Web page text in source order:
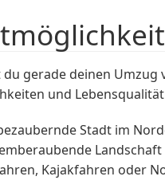
du gerade deinen
und
Stadt im
Kajakfahren oder